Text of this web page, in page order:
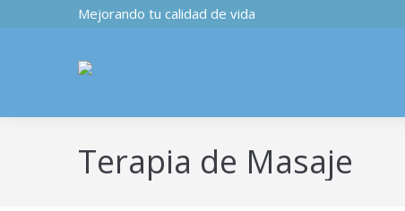
Mejorando tu calidad de vida
Terapia de Masaje